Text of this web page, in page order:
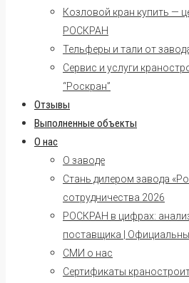
Козловой кран купить —
РОСКРАН
Тельферы и тали от
Сервис и услуги
“Роскран”
Отзывы
Выполненные объекты
О нас
О заводе
Стань дилером завода
сотрудничества 2026
РОСКРАН в цифрах:
поставщика |
СМИ о нас
Сертификаты